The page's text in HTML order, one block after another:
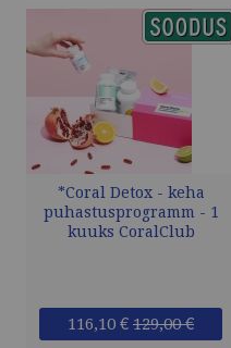
*Coral Detox - keha
puhastusprogramm - 1
kuuks CoralClub
116,10 € 129,00 €